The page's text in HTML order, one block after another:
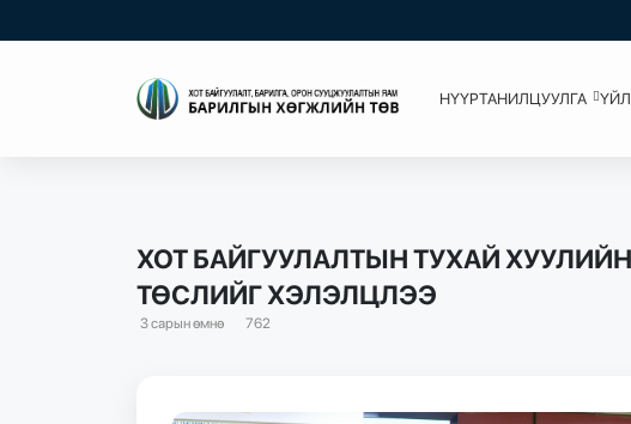
НҮҮРТАНИЛЦУУЛГА
ХОТ БАЙГУУЛАЛТЫН ТУХАЙ
ТӨСЛИЙГ ХЭЛЭЛЦЛЭЭ
3 сарын өмнө 762